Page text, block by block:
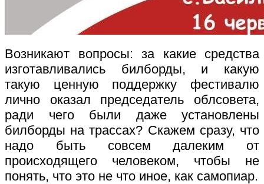
Возникают вопросы: за какие средства
изготавливались билборды, и какую
такую ценную поддержку фестивалю
лично оказал председатель облсовета,
ради чего были даже установлены
билборды на трассах? Скажем сразу, что
надо быть совсем далеким от
происходящего человеком, чтобы не
понять, что это не что иное, как самопиар.